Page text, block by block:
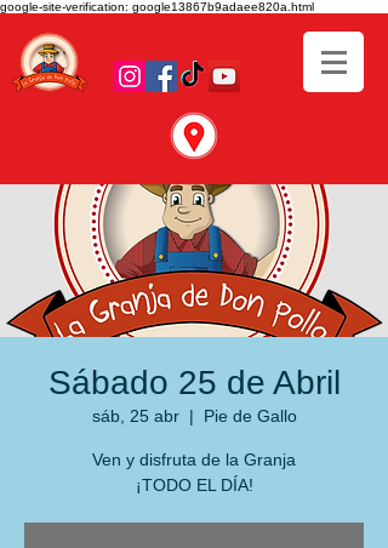
google-site-verification: google13867b9adaee820a.html
Sábado 25 de Abril
sáb, 25 abr
  |
Pie de Gallo
Ven y disfruta de la Granja
¡TODO EL DÍA!